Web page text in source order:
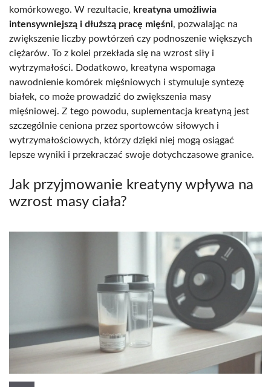
komórkowego. W rezultacie, kreatyna umożliwia
intensywniejszą i dłuższą pracę mięśni, pozwalając na
zwiększenie liczby powtórzeń czy podnoszenie większych
ciężarów. To z kolei przekłada się na wzrost siły i
wytrzymałości. Dodatkowo, kreatyna wspomaga
nawodnienie komórek mięśniowych i stymuluje syntezę
białek, co może prowadzić do zwiększenia masy
mięśniowej. Z tego powodu, suplementacja kreatyną jest
szczególnie ceniona przez sportowców siłowych i
wytrzymałościowych, którzy dzięki niej mogą osiągać
lepsze wyniki i przekraczać swoje dotychczasowe granice.
Jak przyjmowanie kreatyny wpływa na
wzrost masy ciała?